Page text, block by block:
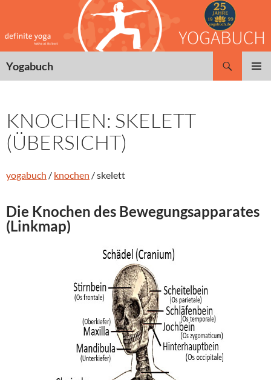
springen
Yogabuch
KNOCHEN: SKELETT
(ÜBERSICHT)
yogabuch / knochen / skelett
Die Knochen des Bewegungsapparates
(Linkmap)